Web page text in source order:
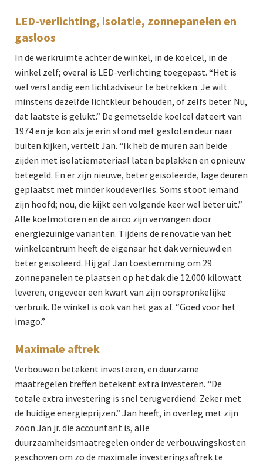
LED-verlichting, isolatie, zonnepanelen en
gasloos
In de werkruimte achter de winkel, in de koelcel, in de
winkel zelf; overal is LED-verlichting toegepast. “Het is
wel verstandig een lichtadviseur te betrekken. Je wilt
minstens dezelfde lichtkleur behouden, of zelfs beter. Nu,
dat laatste is gelukt.” De gemetselde koelcel dateert van
1974 en je kon als je erin stond met gesloten deur naar
buiten kijken, vertelt Jan. “Ik heb de muren aan beide
zijden met isolatiemateriaal laten beplakken en opnieuw
betegeld. En er zijn nieuwe, beter geïsoleerde, lage deuren
geplaatst met minder koudeverlies. Soms stoot iemand
zijn hoofd; nou, die kijkt een volgende keer wel beter uit.”
Alle koelmotoren en de airco zijn vervangen door
energiezuinige varianten. Tijdens de renovatie van het
winkelcentrum heeft de eigenaar het dak vernieuwd en
beter geïsoleerd. Hij gaf Jan toestemming om 29
zonnepanelen te plaatsen op het dak die 12.000 kilowatt
leveren, ongeveer een kwart van zijn oorspronkelijke
verbruik. De winkel is ook van het gas af. “Goed voor het
imago.”
Maximale aftrek
Verbouwen betekent investeren, en duurzame
maatregelen treffen betekent extra investeren. “De
totale extra investering is snel terugverdiend. Zeker met
de huidige energieprijzen.” Jan heeft, in overleg met zijn
zoon Jan jr. die accountant is, alle
duurzaamheidsmaatregelen onder de verbouwingskosten
geschoven om zo de maximale investeringsaftrek te